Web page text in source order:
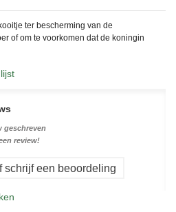
ter bescherming van de
of om te voorkomen dat de koningin
geschreven
review!
schrijf een beoordeling